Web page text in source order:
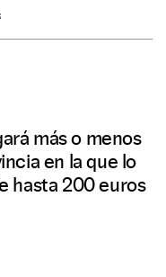
más o menos
en la que lo
hasta 200 euros